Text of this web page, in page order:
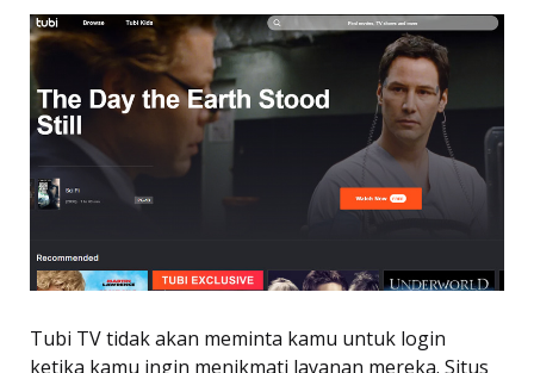
Tubi TV tidak akan meminta kamu untuk login
ketika kamu ingin menikmati layanan mereka. Situs